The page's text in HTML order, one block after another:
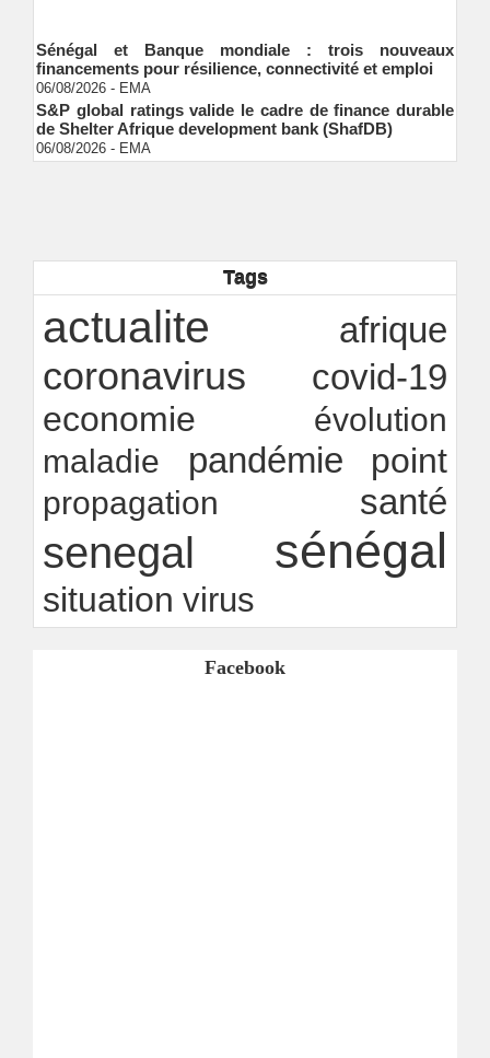
Sénégal et Banque mondiale : trois nouveaux
financements pour résilience, connectivité et emploi
06/08/2026 -EMA
S&P global ratings valide le cadre de finance durable
de Shelter Afrique development bank (ShafDB)
06/08/2026 -EMA
Industrialisation verte au Sénégal : comment
transparence locale, impact national
Ndakhté M. GAYE
Rapport Bceao 2025 : résilience, transition et
innovation
24/07/2026 -Ndakhté M. GAYE
Tags
actualite afrique
coronavirus covid-19
economie
évolution
maladie
pandémie point
propagation santé
senegal sénégal
situation virus
Facebook